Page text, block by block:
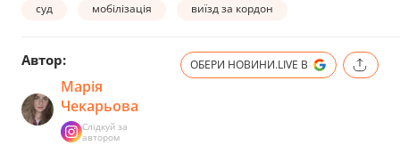
суд мобілізація виїзд за кордон
Автор:
Марія
Чекарьова
Слідкуй за
автором
ОБЕРИ НОВИНИ.LIVE В